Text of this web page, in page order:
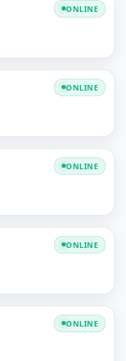
ONLINE
ONLINE
ONLINE
ONLINE
ONLINE